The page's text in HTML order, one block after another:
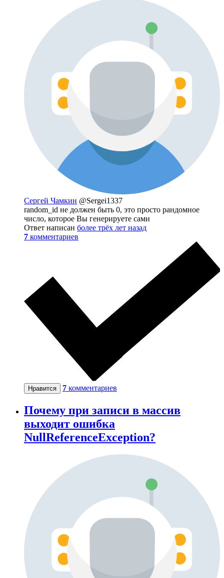
Сергей Чамкин @Sergei1337
random_id не должен быть 0, это просто рандомное
число, которое Вы генерируете сами
Ответ написан более трёх лет назад
7 комментариев
Нравится 7 комментариев
Почему при записи в массив
выходит ошибка
NullReferenceException?